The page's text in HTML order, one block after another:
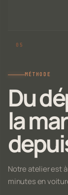
MÉTHODE
Du
la
Notre atelier est à
minutes en